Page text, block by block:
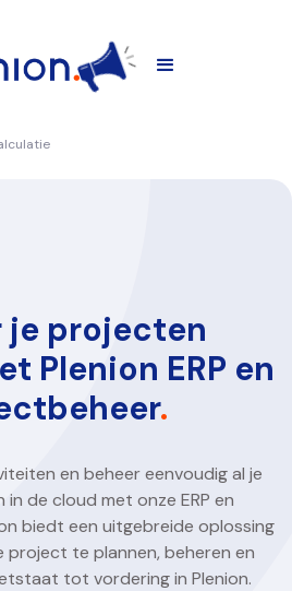
je projecten
Plenion ERP en
.
en beheer eenvoudig al je
de cloud met onze ERP en
biedt een uitgebreide oplossing
project te plannen, beheren en
tot vordering in Plenion.